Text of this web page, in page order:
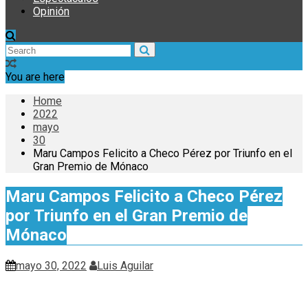
Opinión
You are here
Home
2022
mayo
30
Maru Campos Felicito a Checo Pérez por Triunfo en el
Gran Premio de Mónaco
Maru Campos Felicito a Checo Pérez
por Triunfo en el Gran Premio de
Mónaco
mayo 30, 2022 Luis Aguilar